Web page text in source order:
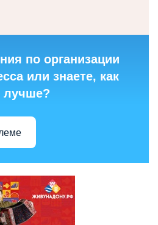
по организации
или знаете, как
лучше?